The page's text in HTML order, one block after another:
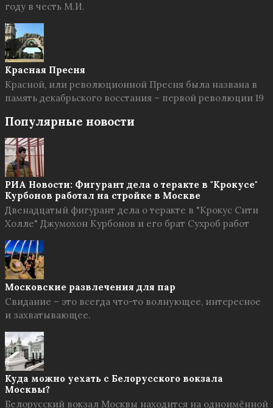
году в честь М.И.
Красная Пресня
Красной, или революционной Пресня была названа в
память декабрьского восстания – первой революции 19
Популярные новости
РИА Новости: Фигурант дела о теракте в "Крокусе"
Курбонов работал на стройке в Москве
Двенадцатый фигурант дела о теракте в "Крокус Сити
Холле" Джумохон Курбонов и его брат Сухроб работ
Московские развлечения для пар
Свидание – это всегда что-то волнующее, интересное
и захватывающее.
Куда можно уехать с Белорусского вокзала
Москвы?
Белорусский вокзал Москвы находится на одноимённой